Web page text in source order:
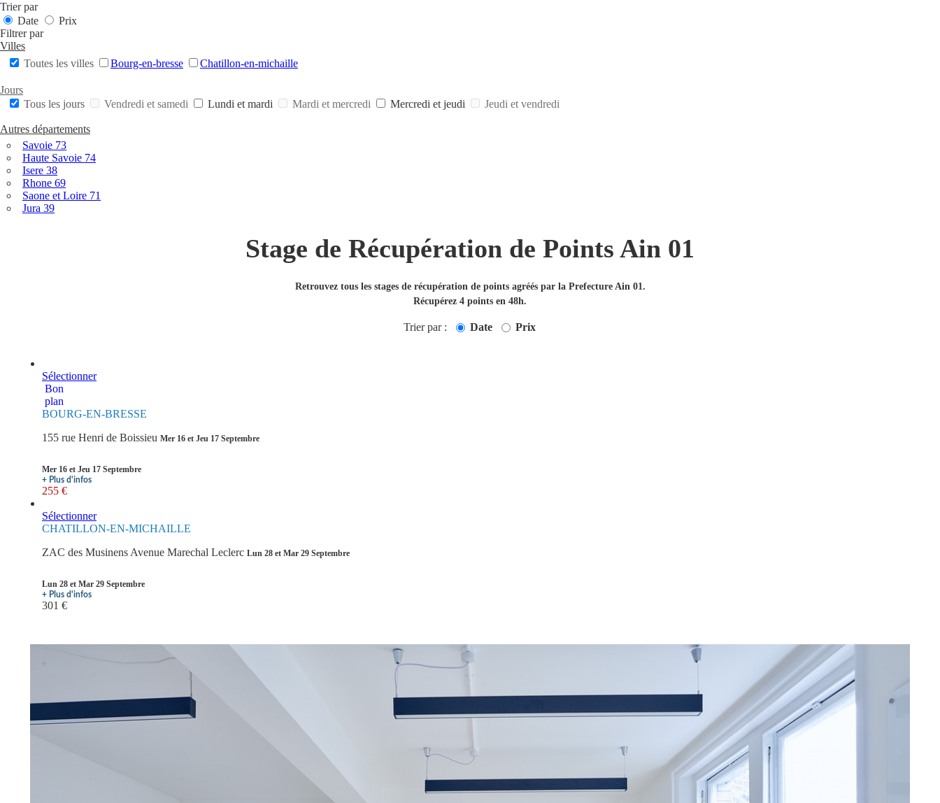
Trier par
Date
Prix
Filtrer par
Villes
Toutes les villes
Bourg-en-bresse Chatillon-en-michaille
Jours
Tous les jours
Vendredi et samedi Lundi et mardi Mardi et mercredi Mercredi et jeudi Jeudi et vendredi
Autres départements
Savoie 73
Haute Savoie 74
Isere 38
Rhone 69
Saone et Loire 71
Jura 39
Stage de Récupération de Points Ain 01
Retrouvez tous les stages de récupération de points agréés par la Prefecture Ain 01.
Récupérez 4 points en 48h.
Trier par : Date Prix
Sélectionner
Bon
plan
BOURG-EN-BRESSE
155 rue Henri de Boissieu Mer 16 et Jeu 17 Septembre
Mer 16 et Jeu 17 Septembre
+ Plus d'infos
255 €
Sélectionner
CHATILLON-EN-MICHAILLE
ZAC des Musinens Avenue Marechal Leclerc Lun 28 et Mar 29 Septembre
Lun 28 et Mar 29 Septembre
+ Plus d'infos
301 €